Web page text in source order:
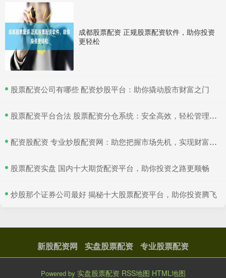
成都股票配资 正规股票配资软件，助你投资
更轻松
​股票配资公司有哪些 配资炒股平台：助你撬动股市财富之门
​股票配资平台合法 股票配资分仓系统：安全高效，轻松管理多仓位
​配资股配资 专业炒股配资网：助您把握市场先机，实现财富增值
​股票配资实盘 国内十大期货配资平台，助你投资之路更顺畅
​炒股那个证券公司最好 揭秘十大股票配资平台，助你投资腾飞
新股配资网 实盘股票配资 专业股票配资
Powered by 实盘股票配资 RSS地图 HTML地图